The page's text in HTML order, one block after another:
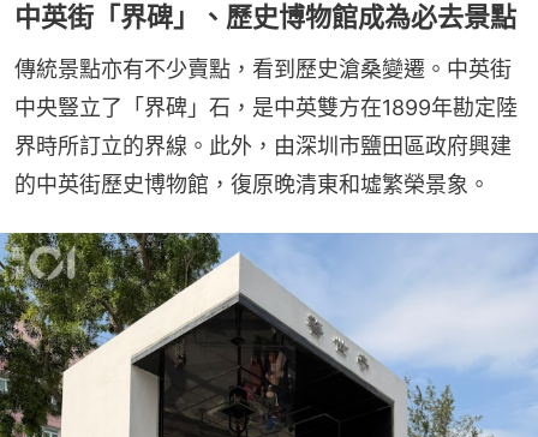
中英街「界碑」、歷史博物館成為必去景點
傳統景點亦有不少賣點，看到歷史滄桑變遷。中英街
中央豎立了「界碑」石，是中英雙方在1899年勘定陸
界時所訂立的界線。此外，由深圳市鹽田區政府興建
的中英街歷史博物館，復原晚清東和墟繁榮景象。